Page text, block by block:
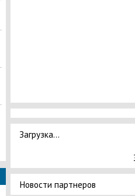
Загрузка...
Новости партнеров